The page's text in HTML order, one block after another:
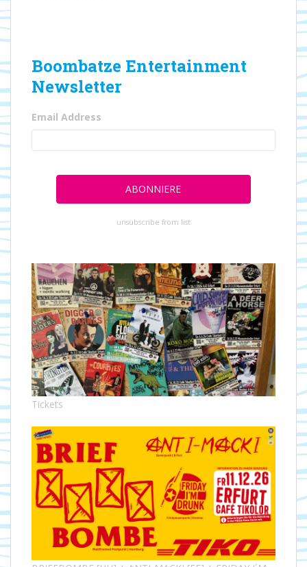
Boombatze Entertainment
Newsletter
Email Address
unsubscribe from list
Tickets